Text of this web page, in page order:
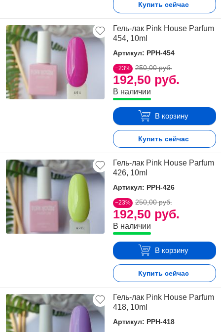
Купить сейчас
Гель-лак Pink House Parfum
454, 10ml
Артикул: PPH-454
−23%
192,50 руб.
250,00 руб.
В наличии
В корзину
Купить сейчас
Гель-лак Pink House Parfum
426, 10ml
Артикул: PPH-426
−23%
192,50 руб.
250,00 руб.
В наличии
В корзину
Купить сейчас
Гель-лак Pink House Parfum
418, 10ml
Артикул: PPH-418